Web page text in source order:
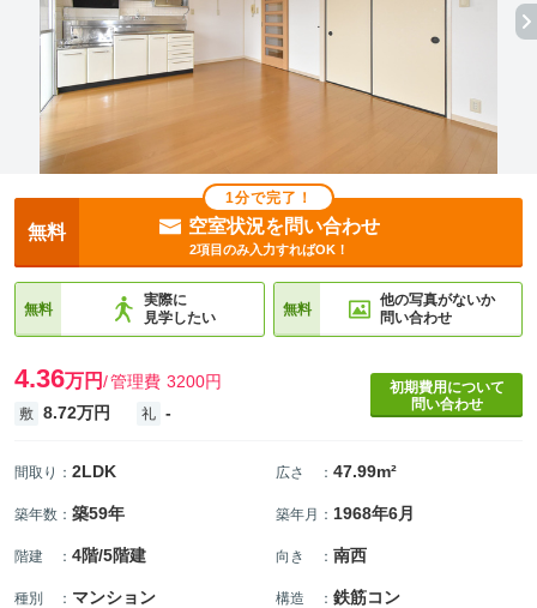
1分で完了！
無料 空室状況を問い合わせ
2項目のみ入力すればOK！
無料
実際に
見学したい
無料
他の写真がないか
問い合わせ
4.36万円 管理費 3200円
敷 8.72万円 礼 -
初期費用について
問い合わせ
間取り ： 2LDK 広さ ： 47.99m²
築年数 ： 築59年 築年月 ： 1968年6月
階建 ： 4階/5階建 向き ： 南西
種別 ： マンション 構造 ： 鉄筋コン